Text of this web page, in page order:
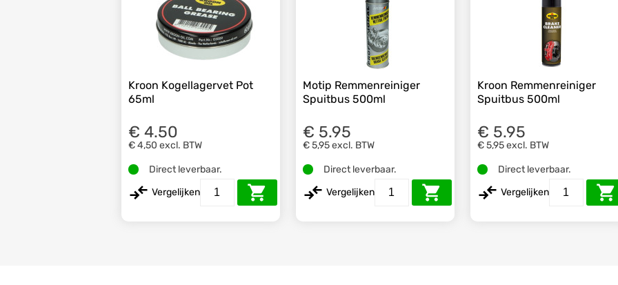
Kroon Kogellagervet Pot
65ml
€ 4.50
€ 4,50 excl. BTW
Direct leverbaar.
Vergelijken
Motip Remmenreiniger
Spuitbus 500ml
€ 5.95
€ 5,95excl. BTW
Direct leverbaar.
Vergelijken
Kroon Remmenreiniger
Spuitbus 500ml
€ 5.95
€ 5,95excl. BTW
Direct leverbaar.
Vergelijken